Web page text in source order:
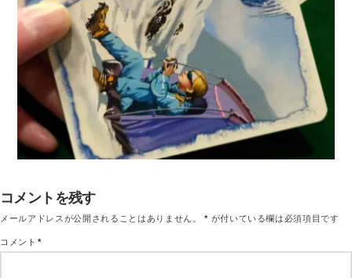
コメントを残す
メールアドレスが公開されることはありません。 * が付いている欄は必須項目です
コメント*